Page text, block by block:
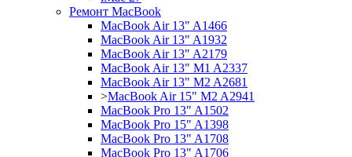
Ремонт MacBook
MacBook Air 13" A1466
MacBook Air 13" A1932
MacBook Air 13" A2179
MacBook Air 13" M1 A2337
MacBook Air 13" M2 A2681
>MacBook Air 15" M2 A2941
MacBook Pro 13" A1502
MacBook Pro 15" A1398
MacBook Pro 13" A1708
MacBook Pro 13" A1706